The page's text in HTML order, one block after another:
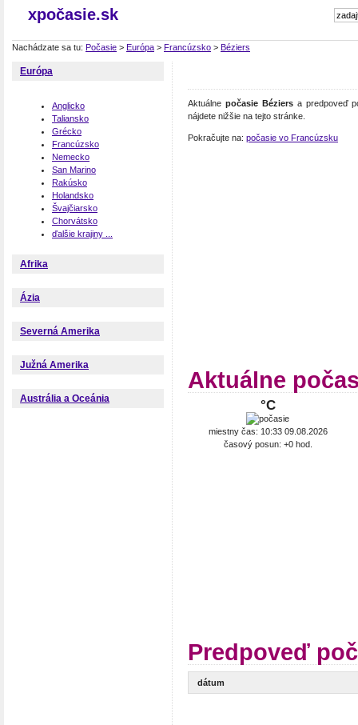
xpočasie.sk
Nachádzate sa tu: Počasie > Európa > Francúzsko > Béziers
Európa
Anglicko
Taliansko
Grécko
Francúzsko
Nemecko
San Marino
Rakúsko
Holandsko
Švajčiarsko
Chorvátsko
ďalšie krajiny ...
Afrika
Ázia
Severná Amerika
Južná Amerika
Austrália a Oceánia
Aktuálne počasie Béziersa predpoveď
nájdete nižšie na tejto stránke.
Pokračujte na: počasie vo Francúzsku
Aktuálne
°C
miestny čas: 10:33 09.08.2026
časový posun: +0 hod.
Predpoveď
dátum